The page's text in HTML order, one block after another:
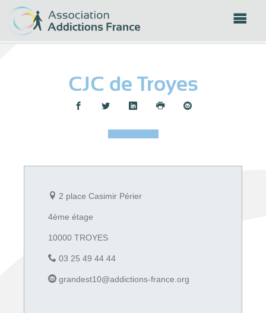
CJC de Troyes
Partager :
2 place Casimir Périer
4ème étage
10000 TROYES
03 25 49 44 44
grandest10@addictions-france.org
Panneau de gestion des cookies